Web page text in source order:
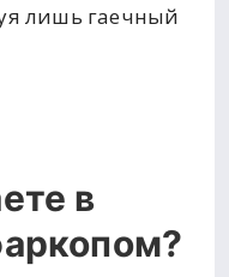
лишь гаечный
в